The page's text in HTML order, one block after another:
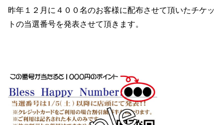
昨年１２月に４００名のお客様に配布させて頂いたチケッ
トの当選番号を発表させて頂きます。